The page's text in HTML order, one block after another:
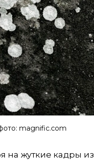
magnific.com
на жуткие кадры